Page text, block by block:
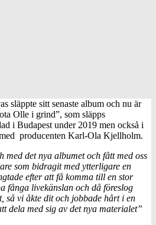
släppte sitt senaste album och nu är
Olle i grind”, som släpps
i Budapest under 2019 men också i
producenten Karl-Ola Kjellholm.
med det nya albumet och fått med oss
som bidragit med ytterligare en
efter att få komma till en stor
fånga livekänslan och då föreslog
så vi åkte dit och jobbade hårt i en
dela med sig av det nya materialet”